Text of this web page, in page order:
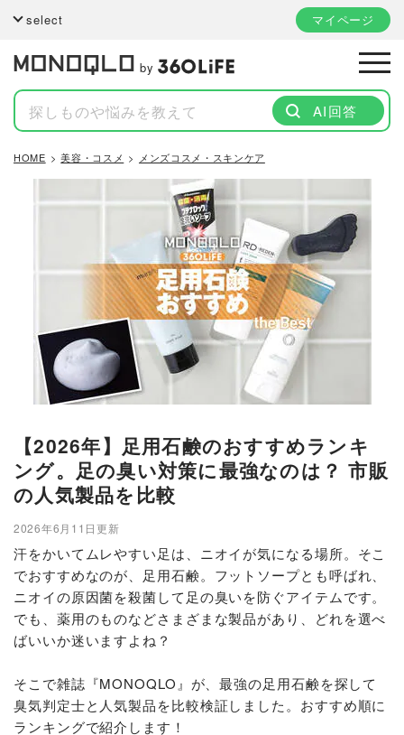
select マイページ
by
AI回答
HOME 美容・コスメ メンズコスメ・スキンケア
【2026年】足用石鹸のおすすめランキ
ング。足の臭い対策に最強なのは？ 市販
の人気製品を比較
2026年6月11日更新
汗をかいてムレやすい足は、ニオイが気になる場所。そこ
でおすすめなのが、足用石鹸。フットソープとも呼ばれ、
ニオイの原因菌を殺菌して足の臭いを防ぐアイテムです。
でも、薬用のものなどさまざまな製品があり、どれを選べ
ばいいか迷いますよね？
そこで雑誌『MONOQLO』が、最強の足用石鹸を探して
臭気判定士と人気製品を比較検証しました。おすすめ順に
ランキングで紹介します！